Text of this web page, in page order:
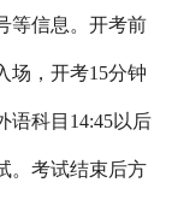
信息。开考前
场，开考15分钟
语科目14:45以后
。考试结束后方